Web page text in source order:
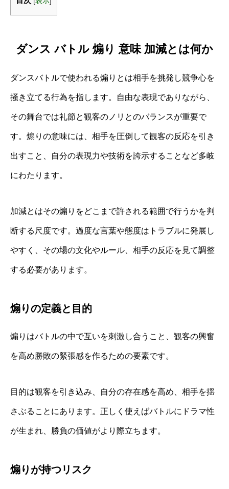
ダンス バトル 煽り 意味 加減とは何か
ダンスバトルで使われる煽りとは相手を挑発し競争心を
掻き立てる行為を指します。自由な表現でありながら、
その舞台では礼節と観客のノリとのバランスが重要で
す。煽りの意味には、相手を圧倒して観客の反応を引き
出すこと、自分の表現力や技術を誇示することなど多岐
にわたります。
加減とはその煽りをどこまで許される範囲で行うかを判
断する尺度です。過度な言葉や態度はトラブルに発展し
やすく、その場の文化やルール、相手の反応を見て調整
する必要があります。
煽りの定義と目的
煽りはバトルの中で互いを刺激し合うこと、観客の興奮
を高め勝敗の緊張感を作るための要素です。
目的は観客を引き込み、自分の存在感を高め、相手を揺
さぶることにあります。正しく使えばバトルにドラマ性
が生まれ、勝負の価値がより際立ちます。
煽りが持つリスク